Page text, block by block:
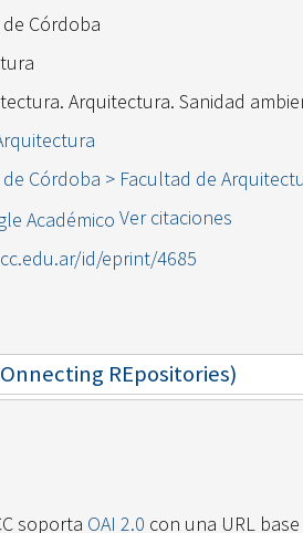
Córdoba
Arquitectura. Sanidad
Córdoba > Facultad de
Ver citaciones
id/eprint/4685
REpositories)
soporta OAI 2.0 con una URL base